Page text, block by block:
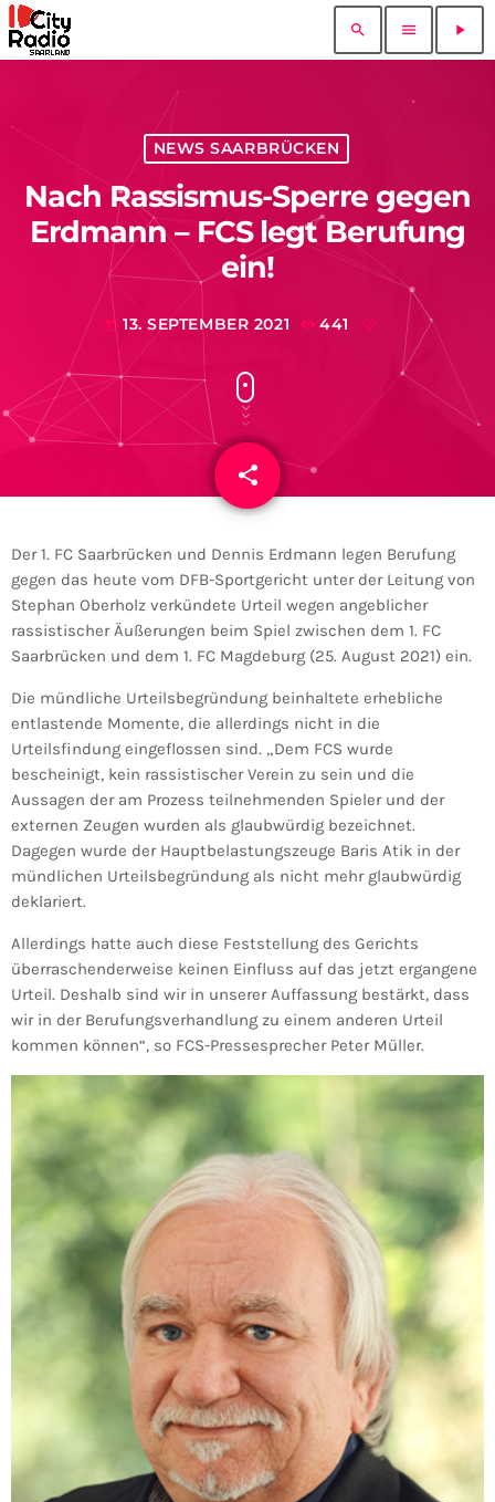
search menu play_arrow
NEWS SAARBRÜCKEN
Nach Rassismus-Sperre gegen
Erdmann – FCS legt Berufung
ein!
today 13. SEPTEMBER 2021 441
share
email
Der 1. FC Saarbrücken und Dennis Erdmann legen Berufung
gegen das heute vom DFB-Sportgericht unter der Leitung von
Stephan Oberholz verkündete Urteil wegen angeblicher
rassistischer Äußerungen beim Spiel zwischen dem 1. FC
Saarbrücken und dem 1. FC Magdeburg (25. August 2021) ein.
Die mündliche Urteilsbegründung beinhaltete erhebliche
entlastende Momente, die allerdings nicht in die
Urteilsfindung eingeflossen sind. „Dem FCS wurde
bescheinigt, kein rassistischer Verein zu sein und die
Aussagen der am Prozess teilnehmenden Spieler und der
externen Zeugen wurden als glaubwürdig bezeichnet.
Dagegen wurde der Hauptbelastungszeuge Baris Atik in der
mündlichen Urteilsbegründung als nicht mehr glaubwürdig
deklariert.
Allerdings hatte auch diese Feststellung des Gerichts
überraschenderweise keinen Einfluss auf das jetzt ergangene
Urteil. Deshalb sind wir in unserer Auffassung bestärkt, dass
wir in der Berufungsverhandlung zu einem anderen Urteil
kommen können“, so FCS-Pressesprecher Peter Müller.